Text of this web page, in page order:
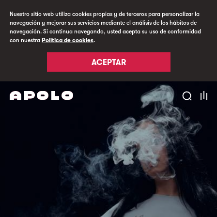
Nuestro sitio web utiliza cookies propias y de terceros para personalizar la
navegación y mejorar sus servicios mediante el análisis de los hábitos de
navegación. Si continua navegando, usted acepta su uso de conformidad
con nuestra Política de cookies.
ACEPTAR